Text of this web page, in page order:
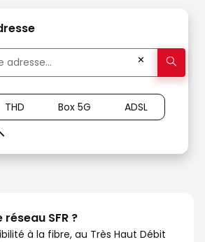
✕
THD Box 5G ADSL
SFR ?
à la fibre, au Très Haut Débit